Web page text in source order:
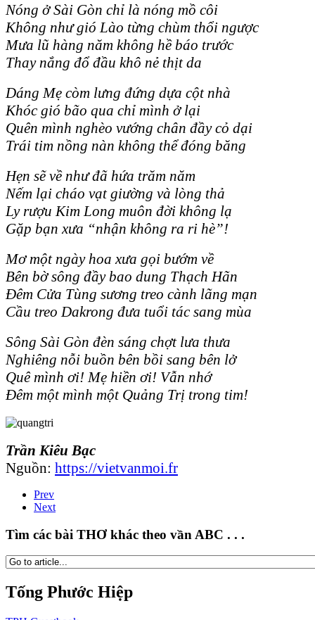
Nóng ở Sài Gòn chỉ là nóng mồ côi
Không như gió Lào từng chùm thổi ngược
Mưa lũ hàng năm không hề báo trước
Thay nắng đổ đầu khô nẻ thịt da
Dáng Mẹ còm lưng đứng dựa cột nhà
Khóc gió bão qua chỉ mình ở lại
Quên mình nghèo vướng chân đầy cỏ dại
Trái tim nồng nàn không thể đóng băng
Hẹn sẽ về như đã hứa trăm năm
Nếm lại cháo vạt giường và lòng thả
Ly rượu Kim Long muôn đời không lạ
Gặp bạn xưa “nhận không ra ri hè”!
Mơ một ngày hoa xưa gọi bướm về
Bên bờ sông đầy bao dung Thạch Hãn
Đêm Cửa Tùng sương treo cành lãng mạn
Cầu treo Dakrong đưa tuổi tác sang mùa
Sông Sài Gòn đèn sáng chợt lưa thưa
Nghiêng nỗi buồn bên bồi sang bên lở
Quê mình ơi! Mẹ hiền ơi! Vẫn nhớ
Đêm một mình một Quảng Trị trong tim!
Trần Kiêu Bạc
Nguồn: https://vietvanmoi.fr
Prev
Next
Tìm các bài THƠ khác theo vần ABC . . .
Tống Phước Hiệp